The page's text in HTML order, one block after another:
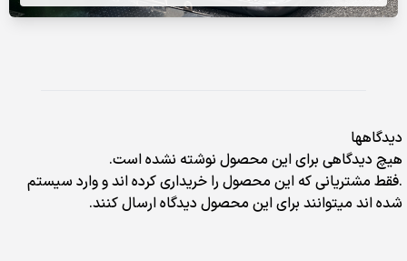
دیدگاهها
هیچ دیدگاهی برای این محصول نوشته نشده است.
.فقط مشتریانی که این محصول را خریداری کرده اند و وارد سیستم
شده اند میتوانند برای این محصول دیدگاه ارسال کنند.